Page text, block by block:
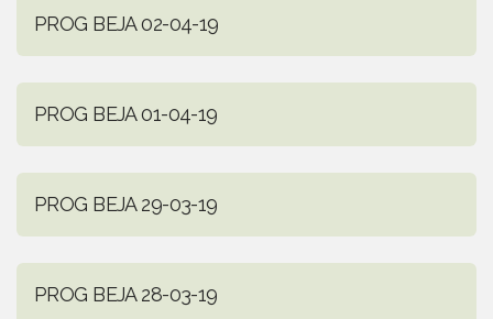
PROG BEJA 02-04-19
PROG BEJA 01-04-19
PROG BEJA 29-03-19
PROG BEJA 28-03-19